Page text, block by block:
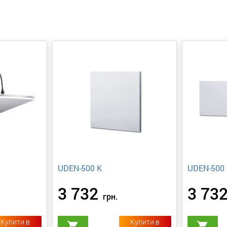
Купити в
UDEN-500 K
3 732 грн.
Купити в
UDEN-500
3 732